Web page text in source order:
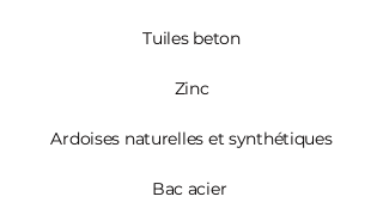
Tuiles beton
Zinc​
Ardoises naturelles et synthétiques
Bac acier